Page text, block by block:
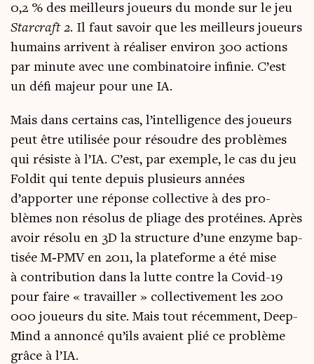
0,2 % des meilleurs joueurs du monde sur le jeu
Star­craft 2. Il faut savoir que les meilleurs joueurs
humains arrivent à réa­li­ser envi­ron 300 actions
par minute avec une com­bi­na­toire infi­nie. C’est
un défi majeur pour une IA.
Mais dans cer­tains cas, l’intelligence des joueurs
peut être uti­li­sée pour résoudre des pro­blèmes
qui résiste à l’IA. C’est, par exemple, le cas du jeu
Fol­dit qui tente depuis plu­sieurs années
d’apporter une réponse col­lec­tive à des pro­
blèmes non réso­lus de pliage des pro­téines. Après
avoir réso­lu en 3D la struc­ture d’une enzyme bap­
ti­sée M‑PMV en 2011, la pla­te­forme a été mise
à contri­bu­tion dans la lutte contre la Covid-19
pour faire « tra­vailler » col­lec­ti­ve­ment les 200
000 joueurs du site. Mais tout récem­ment, Deep­
Mind a annon­cé qu’ils avaient plié ce pro­blème
grâce à l’IA.